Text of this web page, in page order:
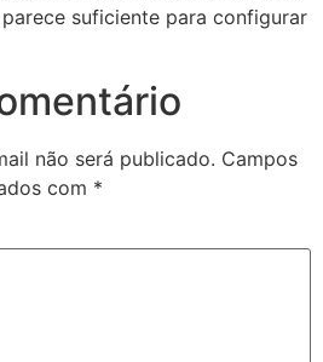
suficiente para configurar
não será publicado. Campos
com *